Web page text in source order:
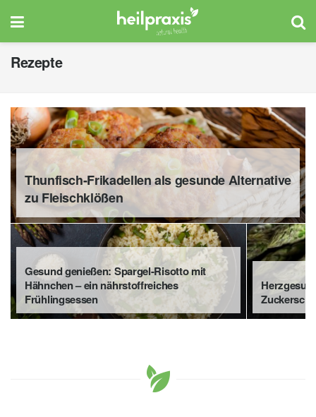
Rezepte
Thunfisch-Frikadellen als gesunde Alternative
zu Fleischklößen
Gesund genießen: Spargel-Risotto mit
Hähnchen – ein nährstoffreiches
Frühlingsessen